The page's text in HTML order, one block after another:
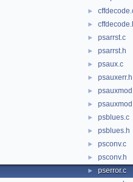
►
►
► psarrst.c
► psarrst.h
► psaux.c
► psauxerr.h
►
►
► psblues.c
► psblues.h
► psconv.c
► psconv.h
► pserror.c